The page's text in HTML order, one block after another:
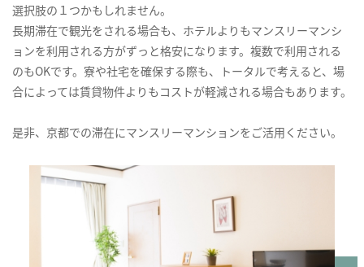
選択肢の１つかもしれません。
長期滞在で観光をされる場合も、ホテルよりもマンスリーマンシ
ョンを利用される方がずっと格安になります。複数で利用される
のもOKです。寮や社宅を確保する際も、トータルで考えると、場
合によっては賃貸物件よりもコストが軽減される場合もあります。
是非、京都での滞在にマンスリーマンションをご活用ください。